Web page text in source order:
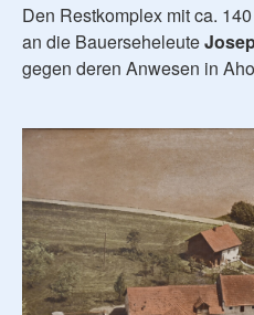
Den Restkomplex mit ca.
an die Bauerseheleute
gegen deren Anwesen in